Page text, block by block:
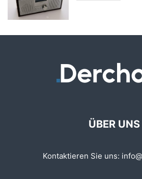
ÜBER UNS
Kontaktieren Sie uns: